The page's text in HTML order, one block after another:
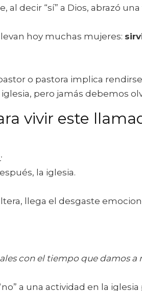
al decir “sí” a Dios, abrazó
hoy muchas mujeres:
o pastora implica
iglesia, pero jamás debemos
vivir este
la iglesia.
llega el desgaste
con el tiempo que damos a
a una actividad en la